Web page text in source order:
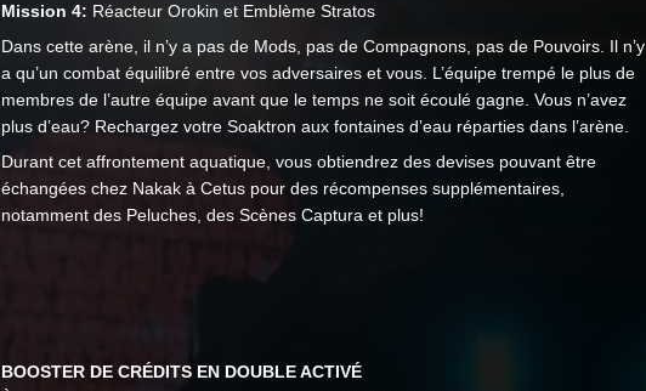
Mission 4: Réacteur Orokin et Emblème Stratos
Dans cette arène, il n’y a pas de Mods, pas de Compagnons, pas de Pouvoirs. Il n’y
a qu’un combat équilibré entre vos adversaires et vous. L’équipe trempé le plus de
membres de l’autre équipe avant que le temps ne soit écoulé gagne. Vous n’avez
plus d’eau? Rechargez votre Soaktron aux fontaines d’eau réparties dans l’arène.
Durant cet affrontement aquatique, vous obtiendrez des devises pouvant être
échangées chez Nakak à Cetus pour des récompenses supplémentaires,
notamment des Peluches, des Scènes Captura et plus!
BOOSTER DE CRÉDITS EN DOUBLE ACTIVÉ